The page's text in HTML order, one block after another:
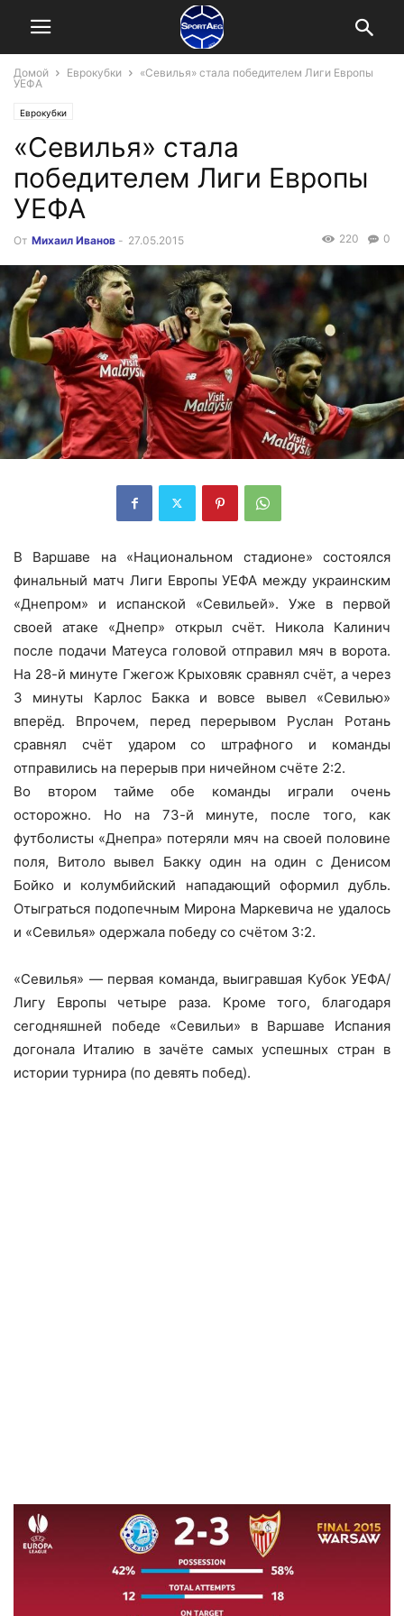
Домой Еврокубки
«Севилья» стала победителем Лиги Европы
УЕФА
Еврокубки
«Севилья» стала
победителем Лиги Европы
УЕФА
От Михаил Иванов - 27.05.2015 0
220
В Варшаве на «Национальном стадионе» состоялся
финальный матч Лиги Европы УЕФА между украинским
«Днепром» и испанской «Севильей». Уже в первой
своей атаке «Днепр» открыл счёт. Никола Калинич
после подачи Матеуса головой отправил мяч в ворота.
На 28-й минуте Гжегож Крыховяк сравнял счёт, а через
3 минуты Карлос Бакка и вовсе вывел «Севилью»
вперёд. Впрочем, перед перерывом Руслан Ротань
сравнял счёт ударом со штрафного и команды
отправились на перерыв при ничейном счёте 2:2.
Во втором тайме обе команды играли очень
осторожно. Но на 73-й минуте, после того, как
футболисты «Днепра» потеряли мяч на своей половине
поля, Витоло вывел Бакку один на один с Денисом
Бойко и колумбийский нападающий оформил дубль.
Отыграться подопечным Мирона Маркевича не удалось
и «Севилья» одержала победу со счётом 3:2.
«Севилья» — первая команда, выигравшая Кубок УЕФА/
Лигу Европы четыре раза. Кроме того, благодаря
сегодняшней победе «Севильи» в Варшаве Испания
догонала Италию в зачёте самых успешных стран в
истории турнира (по девять побед).